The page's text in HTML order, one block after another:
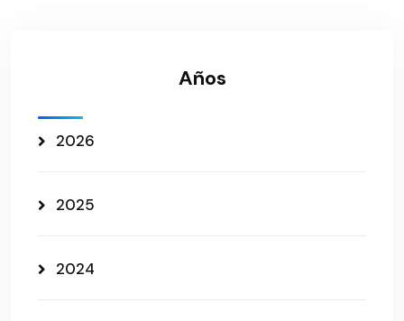
Años
2026
2025
2024